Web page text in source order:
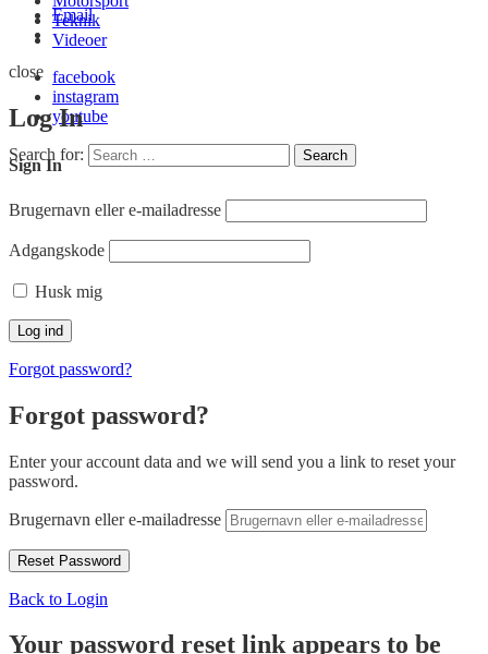
Teknik
Videoer
facebook
instagram
youtube
Search for: Search
Email
close
Log In
Sign In
Brugernavn eller e-mailadresse
Adgangskode
Husk mig
Forgot password?
Forgot password?
Enter your account data and we will send you a link to reset your
password.
Brugernavn eller e-mailadresse
Back to Login
Your password reset link appears to be